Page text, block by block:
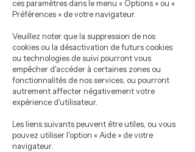
ces paramètres dans le menu « Options » ou «
Préférences » de votre navigateur.
Veuillez noter que la suppression de nos
cookies ou la désactivation de futurs cookies
ou technologies de suivi pourront vous
empêcher d'accéder à certaines zones ou
fonctionnalités de nos services, ou pourront
autrement affecter négativement votre
expérience d'utilisateur.
Les liens suivants peuvent être utiles, ou vous
pouvez utiliser l'option « Aide » de votre
navigateur.